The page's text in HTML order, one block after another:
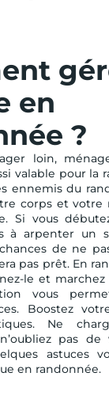
en
?
loin,
valable pour la
ennemis du
corps et votre
Si vous
à arpenter un
de ne
pas prêt. En
le et
vous
Boostez
Ne
pas de
astuces
en randonnée.